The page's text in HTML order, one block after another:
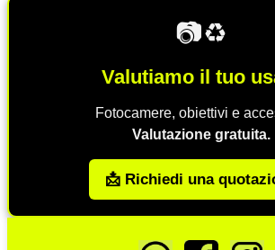
📷♻️
Valutiamo il tuo
Fotocamere, obiettivi e
Valutazione gratuita.
📩 Richiedi una